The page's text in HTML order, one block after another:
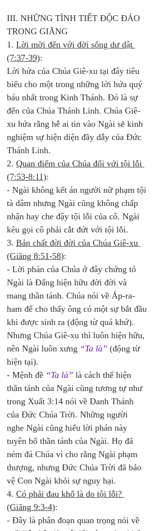
III. NHỮNG TÌNH TIẾT ĐỘC ĐÁO
TRONG GIĂNG
1. Lời mời đến với đời sống dư dật
(7:37-39):
Lời hứa của Chúa Giê-xu tại đây tiêu
biểu cho một trong những lời hứa quý
báu nhất trong Kinh Thánh. Đó là sự
đến của Chúa Thánh Linh. Chúa Giê-
xu hứa rằng hễ ai tin vào Ngài sẽ kinh
nghiệm sự hiện diện đầy dẫy của Đức
Thánh Linh.
2. Quan điểm của Chúa đối với tội lỗi
(7:53-8:11):
- Ngài không kết án người nữ phạm tội
tà dâm nhưng Ngài cũng không chấp
nhận hay che đậy tội lỗi của cô. Ngài
kêu gọi cô phải cắt đứt với tội lỗi.
3. Bản chất đời đời của Chúa Giê-xu
(Giăng 8:51-58):
- Lời phán của Chúa ở đây chứng tỏ
Ngài là Đấng hiện hữu đời đời và
mang thần tánh. Chúa nói về Áp-ra-
ham để cho thấy ông có một sự bắt đầu
khi được sinh ra (động từ quá khứ).
Nhưng Chúa Giê-xu thì luôn hiện hữu,
nên Ngài luôn xưng “Ta là” (động từ
hiện tại).
- Mệnh đề “Ta là” là cách thể hiện
thần tánh của Ngài cũng tương tự như
trong Xuất 3:14 nói về Danh Thánh
của Đức Chúa Trời. Những người
nghe Ngài cũng hiểu lời phán này
tuyên bố thần tánh của Ngài. Họ đã
ném đá Chúa vì cho rằng Ngài phạm
thượng, nhưng Đức Chúa Trời đã bảo
vệ Con Ngài khỏi sự nguy hại.
4. Có phải đau khổ là do tội lỗi?
(Giăng 9:3-4):
- Đây là phân đoạn quan trọng nói về